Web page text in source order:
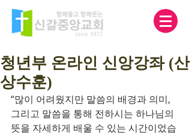
청년부 온라인 신앙강좌 (산
상수훈)
“많이 어려웠지만 말씀의 배경과 의미,
그리고 말씀을 통해 전하시는 하나님의
뜻을 자세하게 배울 수 있는 시간이었습